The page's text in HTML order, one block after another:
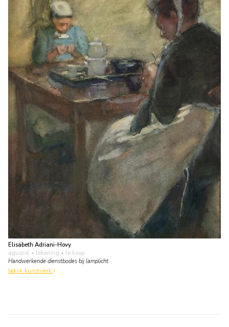
Elisabeth Adriani-Hovy
aquarel • tekening • te koop
Handwerkende dienstbodes bij lamplicht
bekijk kunstwerk